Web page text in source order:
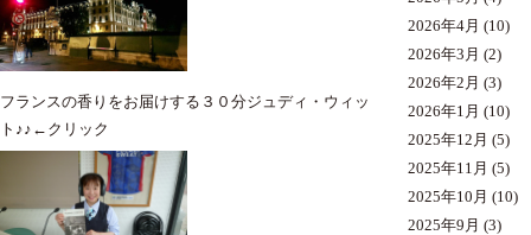
フランスの香りをお届けする３０分ジュディ・ウィッ
ト♪♪ ←クリック
2026年4月 (10)
2026年3月 (2)
2026年2月 (3)
2026年1月 (10)
2025年12月 (5)
2025年11月 (5)
2025年10月 (10)
2025年9月 (3)